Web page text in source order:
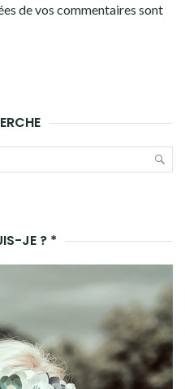
de vos commentaires sont
JE ? *